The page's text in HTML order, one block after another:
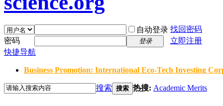
自动登录 找回密码
密码
登录
立即注册
快捷导航
Business Promotion: International Eco-Tech Investing
搜索 搜索 热搜: Academic Merits